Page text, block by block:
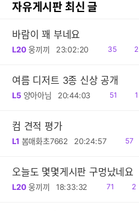
자유게시판 최신 글
바람이 꽤 부네요
L20 웅끼끼 23:02:20
읽
35
공
2
여름 디저트 3종 신상 공개
L5 양아아님 20:44:03
읽
51
공1
컴 견적 평가
L1 봄매화초7662 20:24:57
읽
57
오늘도 몇몇게시판 구멍났네요
L20 웅끼끼 18:33:32
읽
71
공
2